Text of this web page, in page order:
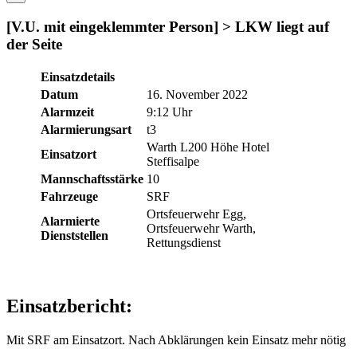
[V.U. mit eingeklemmter Person] > LKW liegt auf
der Seite
Einsatzdetails
Datum
16. November 2022
Alarmzeit
9:12 Uhr
Alarmierungsart
t3
Einsatzort
Warth L200 Höhe Hotel
Steffisalpe
Mannschaftsstärke 10
Fahrzeuge
SRF
Alarmierte
Dienststellen
Ortsfeuerwehr Egg,
Ortsfeuerwehr Warth,
Rettungsdienst
Einsatzbericht:
Mit SRF am Einsatzort. Nach Abklärungen kein Einsatz mehr nötig